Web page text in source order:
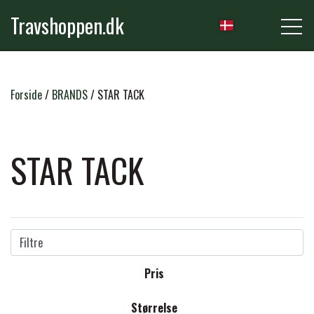
Travshoppen.dk
NYHEDER
HEST
RYTTER
RIDEBUKSER & LEGGINS
TRØJER, BLUSER & T-SHIRTS
PLEJE & STALD
STRIGLER & TILBEHØR
Forside BRANDS STAR TACK
STAR TACK
Filtre
Pris
Størrelse